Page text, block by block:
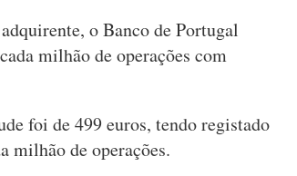
o Banco de Portugal
milhão de operações com
foi de 499 euros, tendo registado
milhão de operações.